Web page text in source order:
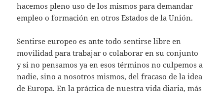
hacemos pleno uso de los mismos para demandar
empleo o formación en otros Estados de la Unión.
Sentirse europeo es ante todo sentirse libre en
movilidad para trabajar o colaborar en su conjunto
y si no pensamos ya en esos términos no culpemos a
nadie, sino a nosotros mismos, del fracaso de la idea
de Europa. En la práctica de nuestra vida diaria, más